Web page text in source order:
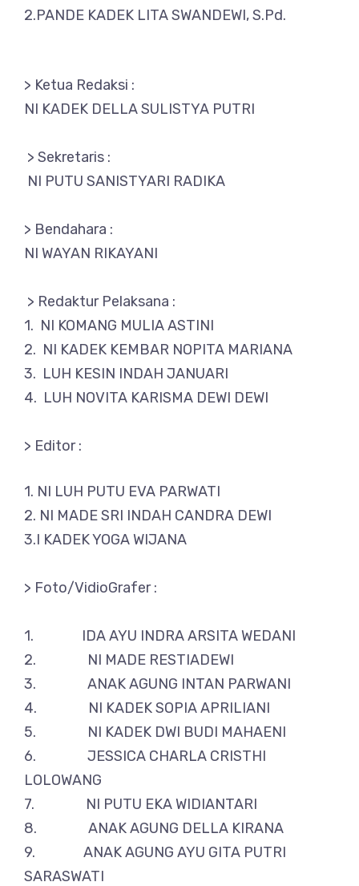
2.PANDE KADEK LITA SWANDEWI, S.Pd.
> Ketua Redaksi :
NI KADEK DELLA SULISTYA PUTRI
> Sekretaris :
NI PUTU SANISTYARI RADIKA
> Bendahara :
NI WAYAN RIKAYANI
> Redaktur Pelaksana :
1. NI KOMANG MULIA ASTINI
2. NI KADEK KEMBAR NOPITA MARIANA
3. LUH KESIN INDAH JANUARI
4. LUH NOVITA KARISMA DEWI DEWI
> Editor :
1. NI LUH PUTU EVA PARWATI
2. NI MADE SRI INDAH CANDRA DEWI
3.I KADEK YOGA WIJANA
> Foto/VidioGrafer :
1. IDA AYU INDRA ARSITA WEDANI
2. NI MADE RESTIADEWI
3. ANAK AGUNG INTAN PARWANI
4. NI KADEK SOPIA APRILIANI
5. NI KADEK DWI BUDI MAHAENI
6. JESSICA CHARLA CRISTHI
LOLOWANG
7. NI PUTU EKA WIDIANTARI
8. ANAK AGUNG DELLA KIRANA
9. ANAK AGUNG AYU GITA PUTRI
SARASWATI